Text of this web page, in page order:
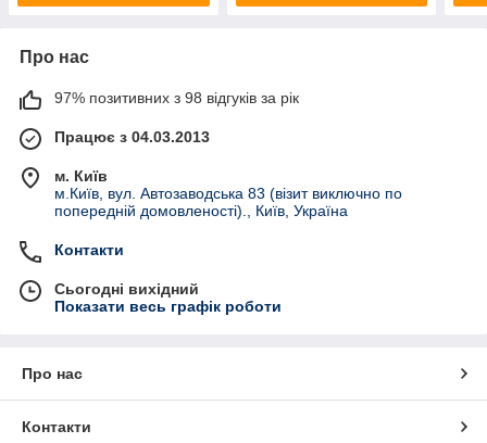
Про нас
97% позитивних з 98 відгуків за рік
Працює з 04.03.2013
м. Київ
м.Київ, вул. Автозаводська 83 (візит виключно по
попередній домовленості)., Київ, Україна
Контакти
Сьогодні вихідний
Показати весь графік роботи
Про нас
Контакти